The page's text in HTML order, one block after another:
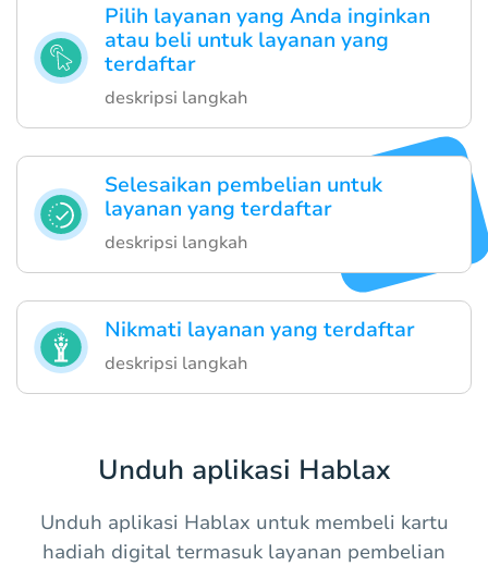
Pilih layanan yang Anda inginkan
atau beli untuk layanan yang
terdaftar
deskripsi langkah
Selesaikan pembelian untuk
layanan yang terdaftar
deskripsi langkah
Nikmati layanan yang terdaftar
deskripsi langkah
Unduh aplikasi Hablax
Unduh aplikasi Hablax untuk membeli kartu
hadiah digital termasuk layanan pembelian